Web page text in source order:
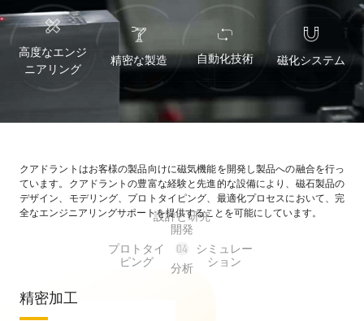
高度なエンジ
ニアリング
精密な製造 自動化技術 磁化システム
クアドラントはお客様の製品向けに磁気機能を開発し製品への融合を行っ
ています。クアドラントの豊富な経験と先進的な設備により、磁石製品の
デザイン、モデリング、プロトタイピング、最適化プロセスにおいて、完
全なエンジニアリングサポートを提供することを可能にしています。
01
設計と研究
開発
02
シミュレー
ション
03
分析
04
プロトタイ
ピング
精密加工